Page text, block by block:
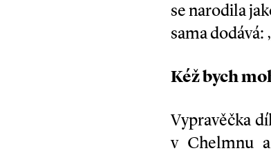
se narodila
sama
Kéž bych
Vypravěčka
v Chelmnu